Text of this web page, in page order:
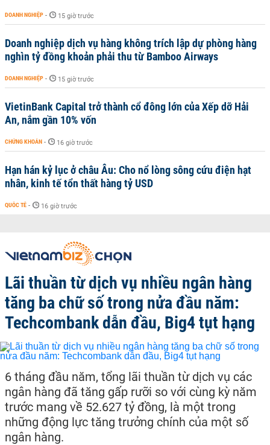
DOANH NGHIỆP - 15 giờ trước
Doanh nghiệp dịch vụ hàng không trích lập dự phòng hàng
nghìn tỷ đồng khoản phải thu từ Bamboo Airways
DOANH NGHIỆP - 15 giờ trước
VietinBank Capital trở thành cổ đông lớn của Xếp dỡ Hải
An, nắm gần 10% vốn
CHỨNG KHOÁN - 16 giờ trước
Hạn hán kỷ lục ở châu Âu: Cho nổ lòng sông cứu điện hạt
nhân, kinh tế tổn thất hàng tỷ USD
QUỐC TẾ - 16 giờ trước
Lãi thuần từ dịch vụ nhiều ngân hàng
tăng ba chữ số trong nửa đầu năm:
Techcombank dẫn đầu, Big4 tụt hạng
6 tháng đầu năm, tổng lãi thuần từ dịch vụ các
ngân hàng đã tăng gấp rưỡi so với cùng kỳ năm
trước mang về 52.627 tỷ đồng, là một trong
những động lực tăng trưởng chính của một số
ngân hàng.